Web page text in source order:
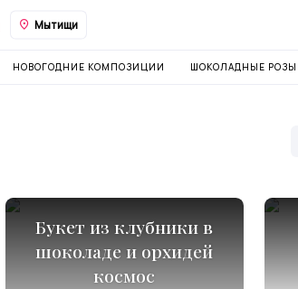
Мытищи
НОВОГОДНИЕ КОМПОЗИЦИИ ШОКОЛАДНЫЕ РОЗЫ
Букет из клубники в
шоколаде и орхидей
космос